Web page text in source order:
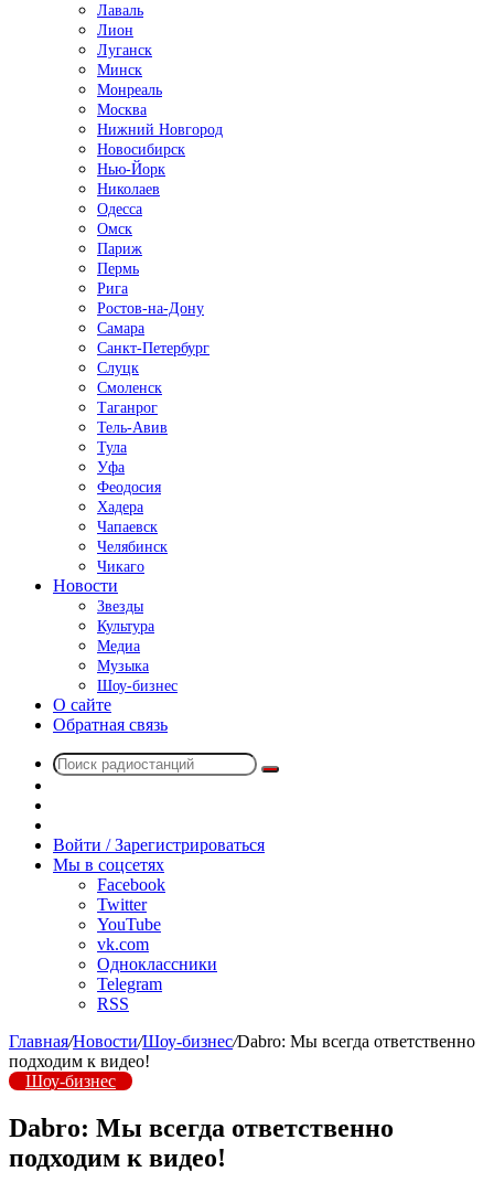
Лаваль
Лион
Луганск
Минск
Монреаль
Москва
Нижний Новгород
Новосибирск
Нью-Йорк
Николаев
Одесса
Омск
Париж
Пермь
Рига
Ростов-на-Дону
Самара
Санкт-Петербург
Слуцк
Смоленск
Таганрог
Тель-Авив
Тула
Уфа
Феодосия
Хадера
Чапаевск
Челябинск
Чикаго
Новости
Звезды
Культура
Медиа
Музыка
Шоу-бизнес
О сайте
Обратная связь
Поиск
радио
Войти / Зарегистрироваться
Мы в соцсетях
Facebook
Twitter
YouTube
vk.com
Одноклассники
Telegram
RSS
Главная/Новости/Шоу-бизнес/Dabro: Мы всегда ответственно
подходим к видеo!
Шоу-бизнес
Dabro: Мы всегда ответственно
подходим к видеo!